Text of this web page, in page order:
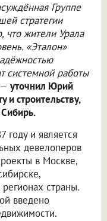
Группе
стратегии
что жители Урала
«Эталон»
системной работы
— уточнил Юрий
и строительству,
году и является
девелоперов
в Москве,
страны.
введено